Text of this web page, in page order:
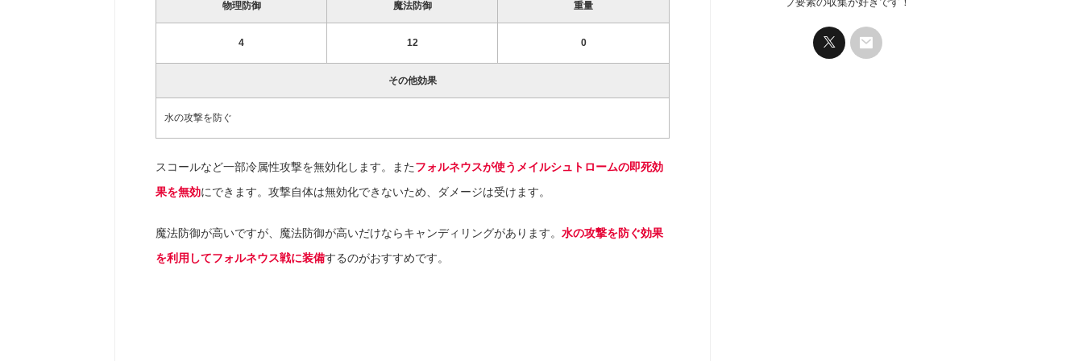
物理防御 魔法防御 重量
4 12 0
その他効果
水の攻撃を防ぐ
スコールなど一部冷属性攻撃を無効化します。またフォルネウスが使うメイルシュトロームの即死効
果を無効にできます。攻撃自体は無効化できないため、ダメージは受けます。
魔法防御が高いですが、魔法防御が高いだけならキャンディリングがあります。 水の攻撃を防ぐ効果
を利用してフォルネウス戦に装備するのがおすすめです。